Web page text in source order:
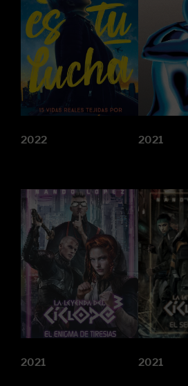
2022 2021
2021 2021